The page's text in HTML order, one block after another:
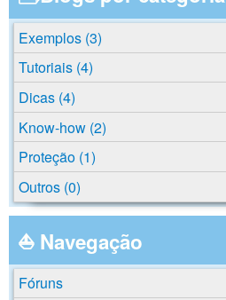
Exemplos (3)
Tutoriais (4)
Dicas (4)
Know-how (2)
Proteção (1)
Outros (0)
⛵ Navegação
Fóruns